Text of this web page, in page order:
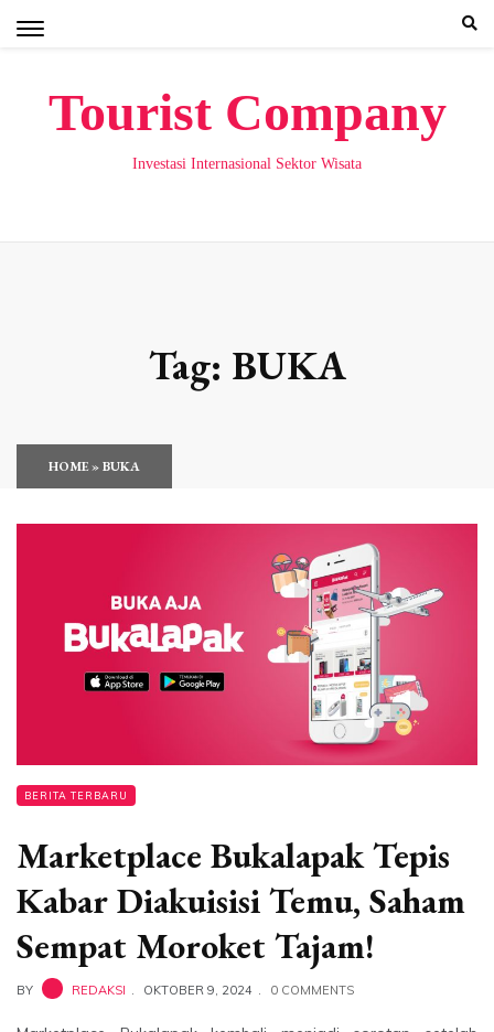
Tourist Company
Investasi Internasional Sektor Wisata
Tag: BUKA
HOME»BUKA
BERITA TERBARU
Marketplace Bukalapak Tepis
Kabar Diakuisisi Temu, Saham
Sempat Moroket Tajam!
BY REDAKSI OKTOBER 9, 2024 0 COMMENTS